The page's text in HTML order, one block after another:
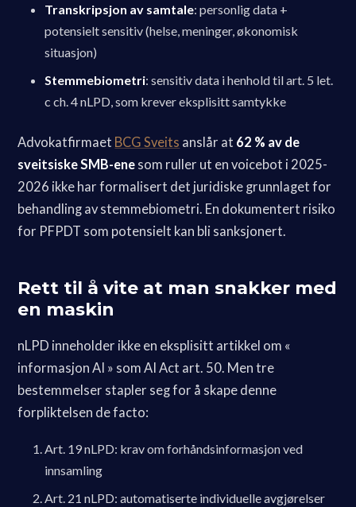
Transkripsjon av samtale: personlig data +
potensielt sensitiv (helse, meninger, økonomisk
situasjon)
Stemmebiometri: sensitiv data i henhold til art. 5 let.
c ch. 4 nLPD, som krever eksplisitt samtykke
Advokatfirmaet BCG Sveits anslår at 62 % av de
sveitsiske SMB-ene som ruller ut en voicebot i 2025-
2026 ikke har formalisert det juridiske grunnlaget for
behandling av stemmebiometri. En dokumentert risiko
for PFPDT som potensielt kan bli sanksjonert.
Rett til å vite at man snakker med
en maskin
nLPD inneholder ikke en eksplisitt artikkel om «
informasjon AI » som AI Act art. 50. Men tre
bestemmelser stapler seg for å skape denne
forpliktelsen de facto:
Art. 19 nLPD: krav om forhåndsinformasjon ved
innsamling
Art. 21 nLPD: automatiserte individuelle avgjørelser